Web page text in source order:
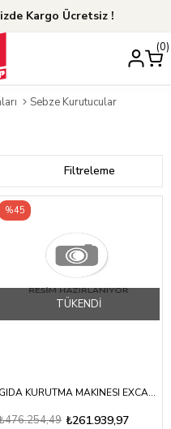
Kargo Ücretsiz !
0
Sebze Kurutucular
Filtreleme
TÜKENDI
GIDA KURUTMA MAKINESI EXCALIBUR PRO EXC10EL, 10 TEPSILI
₺261.939,97
%45